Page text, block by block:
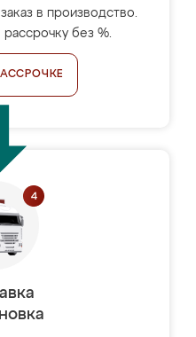
в производство.
без %.